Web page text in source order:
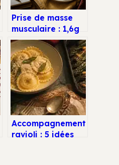
Prise de masse
musculaire : 1,6g
de protéines par
kilo et les
aliments clés pour
bâtir du muscle
sec
Accompagnement
ravioli : 5 idées